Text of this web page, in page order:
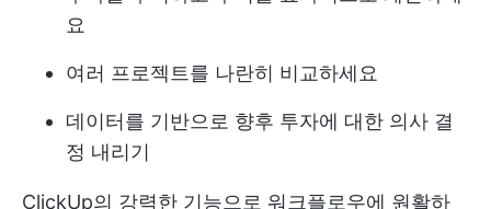
요
여러 프로젝트를 나란히 비교하세요
데이터를 기반으로 향후 투자에 대한 의사 결
정 내리기
ClickUp의 강력한 기능으로 워크플로우에 원활하